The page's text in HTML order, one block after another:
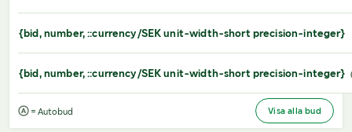
{bid, number, ::currency/SEK unit-width-short precision-integer}
{bid, number, ::currency/SEK unit-width-short precision-integer}
= Autobud Visa alla bud